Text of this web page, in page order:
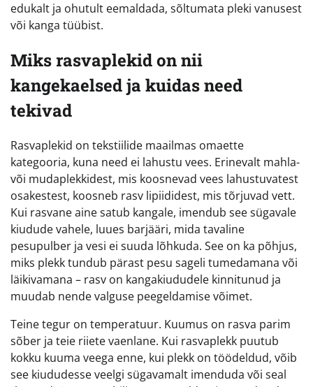
edukalt ja ohutult eemaldada, sõltumata pleki vanusest
või kanga tüübist.
Miks rasvaplekid on nii
kangekaelsed ja kuidas need
tekivad
Rasvaplekid on tekstiilide maailmas omaette
kategooria, kuna need ei lahustu vees. Erinevalt mahla-
või mudaplekkidest, mis koosnevad vees lahustuvatest
osakestest, koosneb rasv lipiididest, mis tõrjuvad vett.
Kui rasvane aine satub kangale, imendub see sügavale
kiudude vahele, luues barjääri, mida tavaline
pesupulber ja vesi ei suuda lõhkuda. See on ka põhjus,
miks plekk tundub pärast pesu sageli tumedamana või
läikivamana – rasv on kangakiududele kinnitunud ja
muudab nende valguse peegeldamise võimet.
Teine tegur on temperatuur. Kuumus on rasva parim
sõber ja teie riiete vaenlane. Kui rasvaplekk puutub
kokku kuuma veega enne, kui plekk on töödeldud, võib
see kiududesse veelgi sügavamalt imenduda või seal